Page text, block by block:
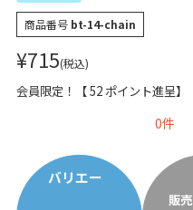
商品番号 bt-14-chain
¥715 税込
会員限定！【52 ポイント進呈】
0
バリエー
販